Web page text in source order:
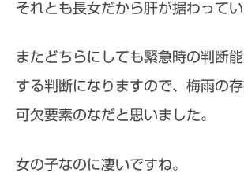
それとも長女だから肝が据わって
またどちらにしても緊急時の判断
する判断になりますので、梅雨の
可欠要素のなだと思いました。
女の子なのに凄いですね。